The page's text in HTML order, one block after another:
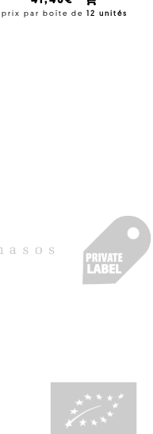
prix par boîte de 12 unités